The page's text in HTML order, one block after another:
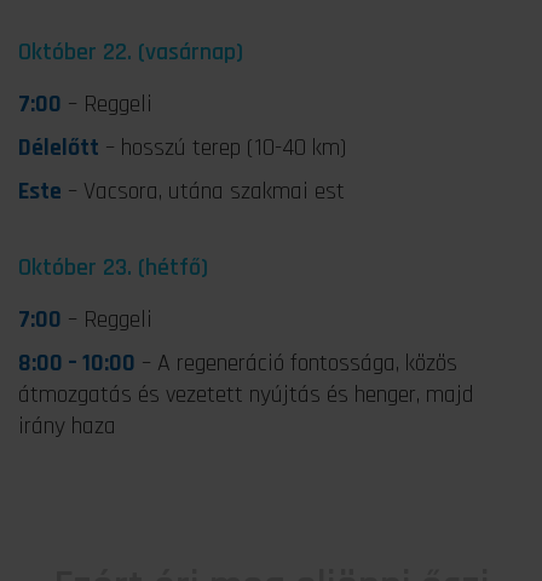
Október 22. (vasárnap)
7:00 – Reggeli
Délelőtt – hosszú terep (10-40 km)
Este – Vacsora, utána szakmai est
Október 23. (hétfő)
7:00 – Reggeli
8:00 – 10:00 – A regeneráció fontossága, közös
átmozgatás és vezetett nyújtás és henger, majd
irány haza